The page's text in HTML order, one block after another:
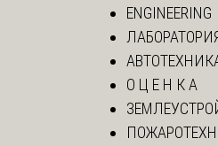
ENGINEERING
О Ц Е Н К А